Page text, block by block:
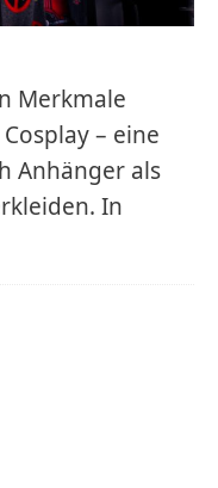
Merkmale
– eine
Anhänger als
In